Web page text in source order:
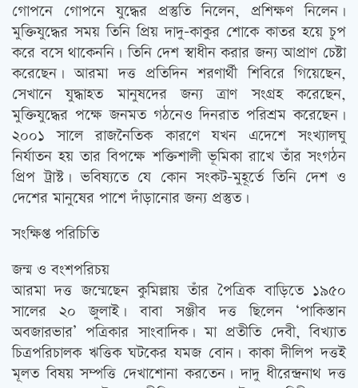
গোপনে গোপনে যুদ্ধের প্রস্তুতি নিলেন, প্রশিক্ষণ নিলেন।
মুক্তিযুদ্ধের সময় তিনি প্রিয় দাদু-কাকুর শোকে কাতর হয়ে চুপ
করে বসে থাকেননি। তিনি দেশ স্বাধীন করার জন্য আপ্রাণ চেষ্টা
করেছেন। আরমা দত্ত প্রতিদিন শরণার্থী শিবিরে গিয়েছেন,
সেখানে যুদ্ধাহত মানুষদের জন্য ত্রাণ সংগ্রহ করেছেন,
মুক্তিযুদ্ধের পক্ষে জনমত গঠনেও দিনরাত পরিশ্রম করেছেন।
২০০১ সালে রাজনৈতিক কারণে যখন এদেশে সংখ্যালঘু
নির্যাতন হয় তার বিপক্ষে শক্তিশালী ভূমিকা রাখে তাঁর সংগঠন
প্রিপ ট্রাস্ট। ভবিষ্যতে যে কোন সংকট-মুহূর্তে তিনি দেশ ও
দেশের মানুষের পাশে দাঁড়ানোর জন্য প্রস্তুত।
সংক্ষিপ্ত পরিচিতি
জন্ম ও বংশপরিচয়
আরমা দত্ত জন্মেছেন কুমিল্লায় তাঁর পৈত্রিক বাড়িতে ১৯৫০
সালের ২০ জুলাই। বাবা সঞ্জীব দত্ত ছিলেন ‘পাকিস্তান
অবজারভার’ পত্রিকার সাংবাদিক। মা প্রতীতি দেবী, বিখ্যাত
চিত্রপরিচালক ঋত্তিক ঘটকের যমজ বোন। কাকা দীলিপ দত্তই
মূলত বিষয় সম্পত্তি দেখাশোনা করতেন। দাদু ধীরেন্দ্রনাথ দত্ত